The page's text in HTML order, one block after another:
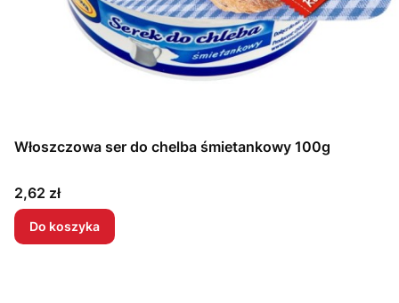
Włoszczowa ser do chelba śmietankowy 100g
Cena
2,62 zł
Do koszyka